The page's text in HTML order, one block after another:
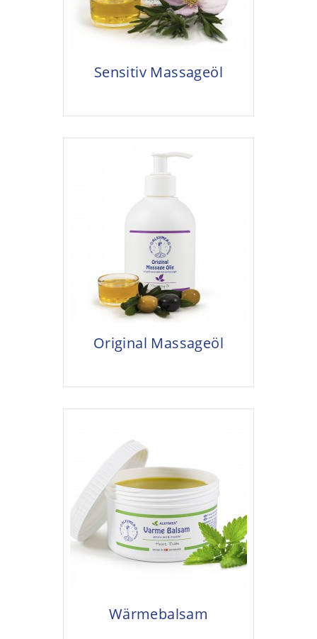
Sensitiv Massageöl
Original Massageöl
Wärmebalsam